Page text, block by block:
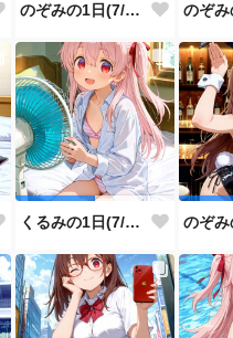
のぞみの1日(7/29投稿分)
くるみの1日(7/26投稿分)